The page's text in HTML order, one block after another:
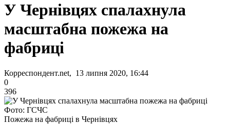
У Чернівцях спалахнула
масштабна пожежа на
фабриці
Корреспондент.net, 13 липня 2020, 16:44
0
396
Фото: ГСЧС
Пожежа на фабриці в Чернівцях